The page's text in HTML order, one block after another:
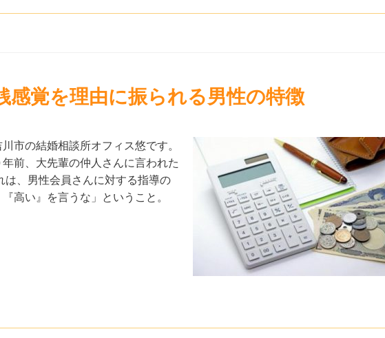
感覚を理由に振られる男性の特徴
市の結婚相談所オフィス悠です。
前、大先輩の仲人さんに言われた
は、男性会員さんに対する指導の
高い』を言うな」ということ。